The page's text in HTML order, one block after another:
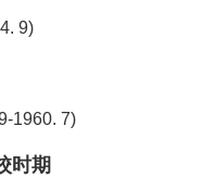
9)
1960. 7)
时期